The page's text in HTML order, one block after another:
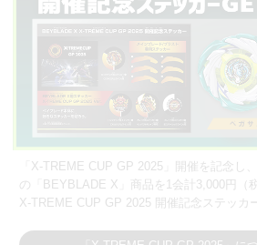
「X-TREME CUP GP 2025」開催を記念し
の「BEYBLADE X」商品を1会計3,000円（
X-TREME CUP GP 2025 開催記念ステッカ